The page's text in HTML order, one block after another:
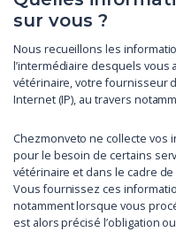
sur vous ?
Nous recueillons les
l’intermédiaire desquels vous
vétérinaire, votre fournisseur
Internet (IP), au travers
Chezmonveto ne collecte vos
pour le besoin de certains
vétérinaire et dans le cadre
Vous fournissez ces
notamment lorsque vous
est alors précisé l’obligation